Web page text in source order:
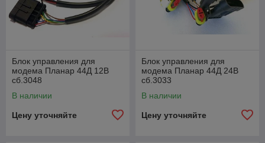
Блок управления для
модема Планар 44Д 12В
сб.3048
В наличии
Цену уточняйте
Блок управления для
модема Планар 44Д 24В
сб.3033
В наличии
Цену уточняйте